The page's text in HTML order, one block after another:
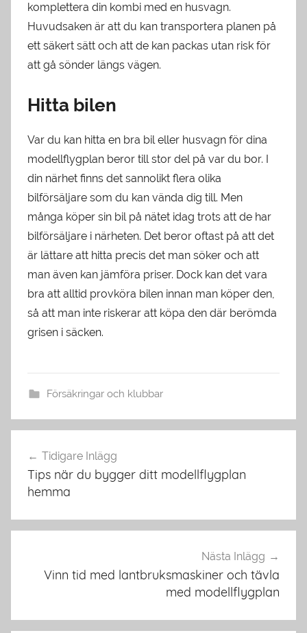
komplettera din kombi med en husvagn.
Huvudsaken är att du kan transportera planen på
ett säkert sätt och att de kan packas utan risk för
att gå sönder längs vägen.
Hitta bilen
Var du kan hitta en bra bil eller husvagn för dina
modellflygplan beror till stor del på var du bor. I
din närhet finns det sannolikt flera olika
bilförsäljare som du kan vända dig till. Men
många köper sin bil på nätet idag trots att de har
bilförsäljare i närheten. Det beror oftast på att det
är lättare att hitta precis det man söker och att
man även kan jämföra priser. Dock kan det vara
bra att alltid provköra bilen innan man köper den,
så att man inte riskerar att köpa den där berömda
grisen i säcken.
Försäkringar och klubbar
Tidigare Inlägg
Tips när du bygger ditt modellflygplan
hemma
Nästa Inlägg
Vinn tid med lantbruksmaskiner och tävla
med modellflygplan